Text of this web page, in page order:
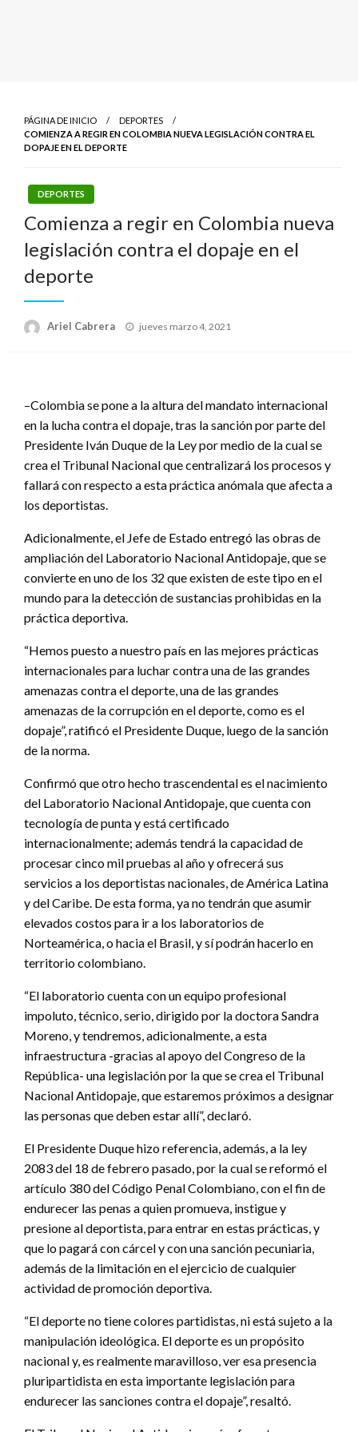
PÁGINA DE INICIO
DEPORTES
COMIENZA A REGIR EN COLOMBIA NUEVA LEGISLACIÓN CONTRA EL
DOPAJE EN EL DEPORTE
DEPORTES
Comienza a regir en Colombia nueva
legislación contra el dopaje en el
deporte
Ariel Cabrera
Publicado
jueves marzo 4, 2021
–Colombia se pone a la altura del mandato internacional
en la lucha contra el dopaje, tras la sanción por parte del
Presidente Iván Duque de la Ley por medio de la cual se
crea el Tribunal Nacional que centralizará los procesos y
fallará con respecto a esta práctica anómala que afecta a
los deportistas.
Adicionalmente, el Jefe de Estado entregó las obras de
ampliación del Laboratorio Nacional Antidopaje, que se
convierte en uno de los 32 que existen de este tipo en el
mundo para la detección de sustancias prohibidas en la
práctica deportiva.
“Hemos puesto a nuestro país en las mejores prácticas
internacionales para luchar contra una de las grandes
amenazas contra el deporte, una de las grandes
amenazas de la corrupción en el deporte, como es el
dopaje”, ratificó el Presidente Duque, luego de la sanción
de la norma.
Confirmó que otro hecho trascendental es el nacimiento
del Laboratorio Nacional Antidopaje, que cuenta con
tecnología de punta y está certificado
internacionalmente; además tendrá la capacidad de
procesar cinco mil pruebas al año y ofrecerá sus
servicios a los deportistas nacionales, de América Latina
y del Caribe. De esta forma, ya no tendrán que asumir
elevados costos para ir a los laboratorios de
Norteamérica, o hacia el Brasil, y sí podrán hacerlo en
territorio colombiano.
“El laboratorio cuenta con un equipo profesional
impoluto, técnico, serio, dirigido por la doctora Sandra
Moreno, y tendremos, adicionalmente, a esta
infraestructura -gracias al apoyo del Congreso de la
República- una legislación por la que se crea el Tribunal
Nacional Antidopaje, que estaremos próximos a designar
las personas que deben estar allí”, declaró.
El Presidente Duque hizo referencia, además, a la ley
2083 del 18 de febrero pasado, por la cual se reformó el
artículo 380 del Código Penal Colombiano, con el fin de
endurecer las penas a quien promueva, instigue y
presione al deportista, para entrar en estas prácticas, y
que lo pagará con cárcel y con una sanción pecuniaria,
además de la limitación en el ejercicio de cualquier
actividad de promoción deportiva.
“El deporte no tiene colores partidistas, ni está sujeto a la
manipulación ideológica. El deporte es un propósito
nacional y, es realmente maravilloso, ver esa presencia
pluripartidista en esta importante legislación para
endurecer las sanciones contra el dopaje”, resaltó.